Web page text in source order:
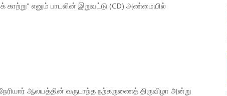
காற்று" எனும் பாடலின் இறுவட்டு (CD) அண்மையில்
நேரியார் ஆலயத்தின் வருடாந்த நற்கருணைத் திருவிழா அன்று